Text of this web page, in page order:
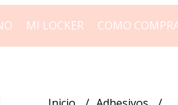
MI LOCKER COMO